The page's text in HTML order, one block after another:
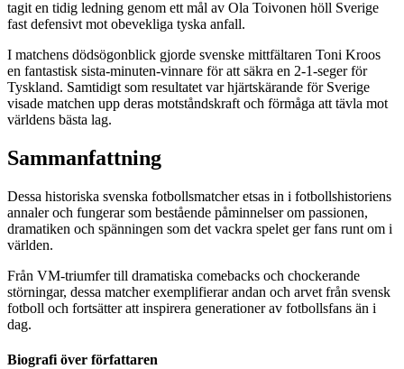
tagit en tidig ledning genom ett mål av Ola Toivonen höll Sverige
fast defensivt mot obevekliga tyska anfall.
I matchens dödsögonblick gjorde svenske mittfältaren Toni Kroos
en fantastisk sista-minuten-vinnare för att säkra en 2-1-seger för
Tyskland. Samtidigt som resultatet var hjärtskärande för Sverige
visade matchen upp deras motståndskraft och förmåga att tävla mot
världens bästa lag.
Sammanfattning
Dessa historiska svenska fotbollsmatcher etsas in i fotbollshistoriens
annaler och fungerar som bestående påminnelser om passionen,
dramatiken och spänningen som det vackra spelet ger fans runt om i
världen.
Från VM-triumfer till dramatiska comebacks och chockerande
störningar, dessa matcher exemplifierar andan och arvet från svensk
fotboll och fortsätter att inspirera generationer av fotbollsfans än i
dag.
Biografi över författaren